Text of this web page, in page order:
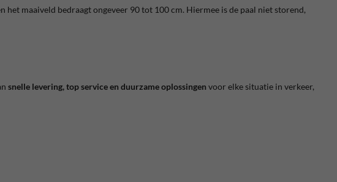
het maaiveld bedraagt ongeveer 90 tot 100 cm. Hiermee is de paal niet storend,
snelle levering, top service en duurzame oplossingen voor elke situatie in verkeer,